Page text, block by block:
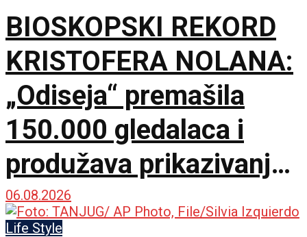
BIOSKOPSKI REKORD
KRISTOFERA NOLANA:
„Odiseja“ premašila
150.000 gledalaca i
produžava prikazivanje
u IMAX dvorani
06.08.2026
Life Style